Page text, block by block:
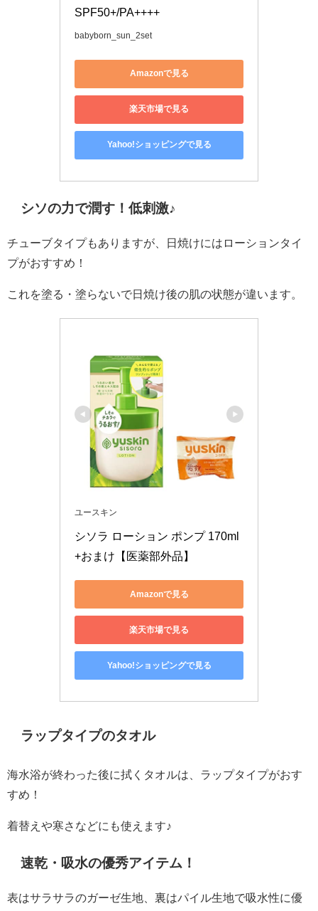
SPF50+/PA++++
babyborn_sun_2set
Amazonで見る
楽天市場で見る
Yahoo!ショッピングで見る
シソの力で潤す！低刺激♪
チューブタイプもありますが、日焼けにはローションタイ
プがおすすめ！
これを塗る・塗らないで日焼け後の肌の状態が違います。
ユースキン
シソラ ローション ポンプ 170ml
+おまけ【医薬部外品】
Amazonで見る
楽天市場で見る
Yahoo!ショッピングで見る
ラップタイプのタオル
海水浴が終わった後に拭くタオルは、ラップタイプがおす
すめ！
着替えや寒さなどにも使えます♪
速乾・吸水の優秀アイテム！
表はサラサラのガーゼ生地、裏はパイル生地で吸水性に優